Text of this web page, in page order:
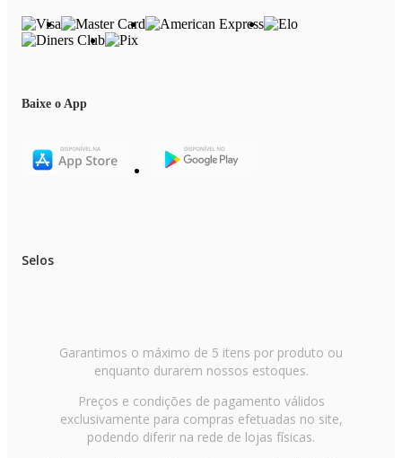
Baixe o App
Selos
Garantimos o máximo de 5 itens por produto ou
enquanto durarem nossos estoques.
Preços e condições de pagamento válidos
exclusivamente para compras efetuadas no site,
podendo diferir na rede de lojas físicas.